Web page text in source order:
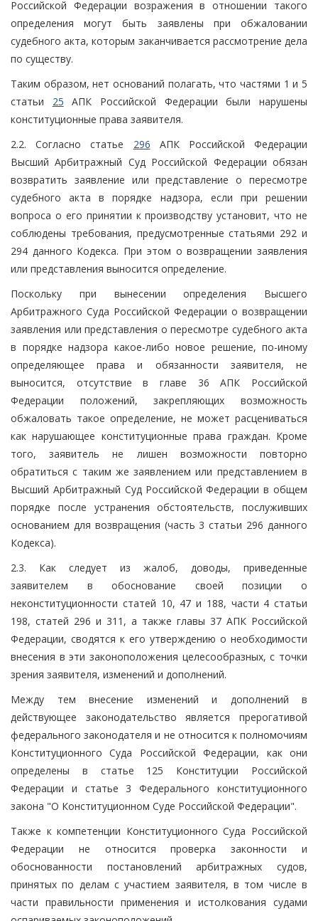
Российской Федерации возражения в отношении такого
определения могут быть заявлены при обжаловании
судебного акта, которым заканчивается рассмотрение дела
по существу.
Таким образом, нет оснований полагать, что частями 1 и 5
статьи 25 АПК Российской Федерации были нарушены
конституционные права заявителя.
2.2. Согласно статье 296 АПК Российской Федерации
Высший Арбитражный Суд Российской Федерации обязан
возвратить заявление или представление о пересмотре
судебного акта в порядке надзора, если при решении
вопроса о его принятии к производству установит, что не
соблюдены требования, предусмотренные статьями 292 и
294 данного Кодекса. При этом о возвращении заявления
или представления выносится определение.
Поскольку при вынесении определения Высшего
Арбитражного Суда Российской Федерации о возвращении
заявления или представления о пересмотре судебного акта
в порядке надзора какое-либо новое решение, по-иному
определяющее права и обязанности заявителя, не
выносится, отсутствие в главе 36 АПК Российской
Федерации положений, закрепляющих возможность
обжаловать такое определение, не может расцениваться
как нарушающее конституционные права граждан. Кроме
того, заявитель не лишен возможности повторно
обратиться с таким же заявлением или представлением в
Высший Арбитражный Суд Российской Федерации в общем
порядке после устранения обстоятельств, послуживших
основанием для возвращения (часть 3 статьи 296 данного
Кодекса).
2.3. Как следует из жалоб, доводы, приведенные
заявителем в обоснование своей позиции о
неконституционности статей 10, 47 и 188, части 4 статьи
198, статей 296 и 311, а также главы 37 АПК Российской
Федерации, сводятся к его утверждению о необходимости
внесения в эти законоположения целесообразных, с точки
зрения заявителя, изменений и дополнений.
Между тем внесение изменений и дополнений в
действующее законодательство является прерогативой
федерального законодателя и не относится к полномочиям
Конституционного Суда Российской Федерации, как они
определены в статье 125 Конституции Российской
Федерации и статье 3 Федерального конституционного
закона "О Конституционном Суде Российской Федерации".
Также к компетенции Конституционного Суда Российской
Федерации не относится проверка законности и
обоснованности постановлений арбитражных судов,
принятых по делам с участием заявителя, в том числе в
части правильности применения и истолкования судами